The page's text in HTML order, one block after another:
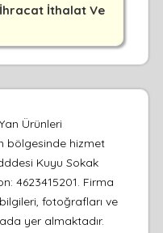
İthalat Ve
Ürünleri
bölgesinde hizmet
Kuyu Sokak
4623415201. Firma
fotoğrafları ve
yer almaktadır.